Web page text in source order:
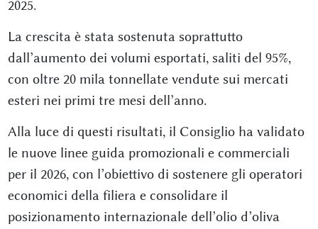
2025.
La crescita è stata sostenuta soprattutto
dall’aumento dei volumi esportati, saliti del 95%,
con oltre 20 mila tonnellate vendute sui mercati
esteri nei primi tre mesi dell’anno.
Alla luce di questi risultati, il Consiglio ha validato
le nuove linee guida promozionali e commerciali
per il 2026, con l’obiettivo di sostenere gli operatori
economici della filiera e consolidare il
posizionamento internazionale dell’olio d’oliva